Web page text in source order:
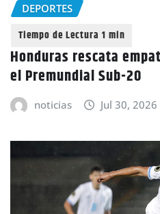
DEPORTES
Honduras rescata
el Premundial Sub-20
noticias Jul 30, 2026